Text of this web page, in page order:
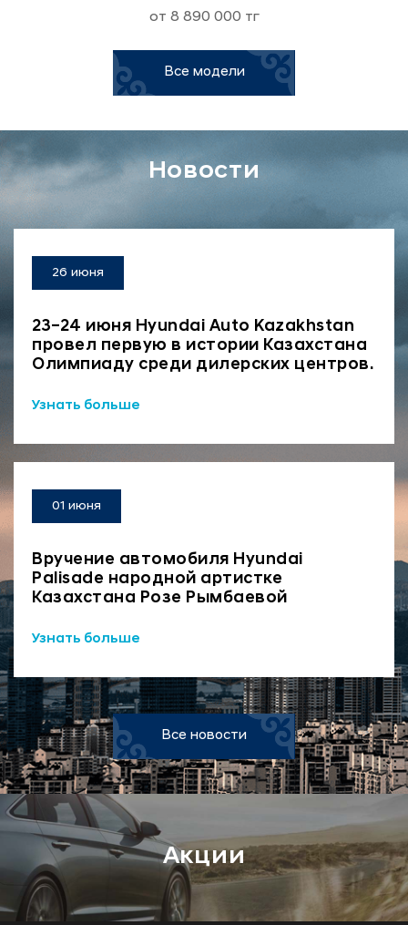
от 8 890 000 тг
Все модели
Новости
26 июня
23–24 июня Hyundai Auto Kazakhstan
провел первую в истории Казахстана
Олимпиаду среди дилерских центров.
Узнать больше
01 июня
Вручение автомобиля Hyundai
Palisade народной артистке
Казахстана Розе Рымбаевой
Узнать больше
Все новости
Акции